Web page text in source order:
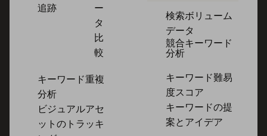
追跡
ー
タ
比
較
キーワード重複
分析
ビジュアルアセ
ットのトラッキ
検索ボリューム
データ
競合キーワード
分析
キーワード難易
度スコア
キーワードの提
案とアイデア